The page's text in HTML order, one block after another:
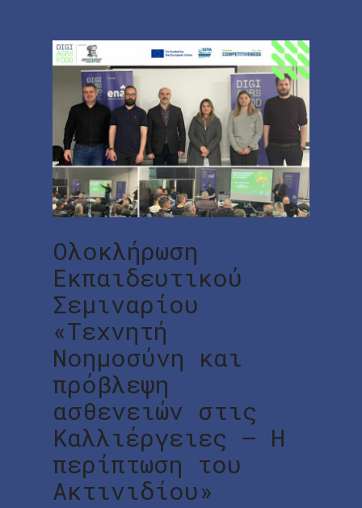
Ολοκλήρωση
Εκπαιδευτικού
Σεμιναρίου
«Τεχνητή
Νοημοσύνη και
πρόβλεψη
ασθενειών στις
Καλλιέργειες – Η
περίπτωση του
Ακτινιδίου»